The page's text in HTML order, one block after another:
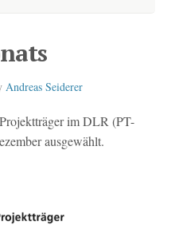
Andreas Seiderer
im DLR (PT-
ausgewählt.